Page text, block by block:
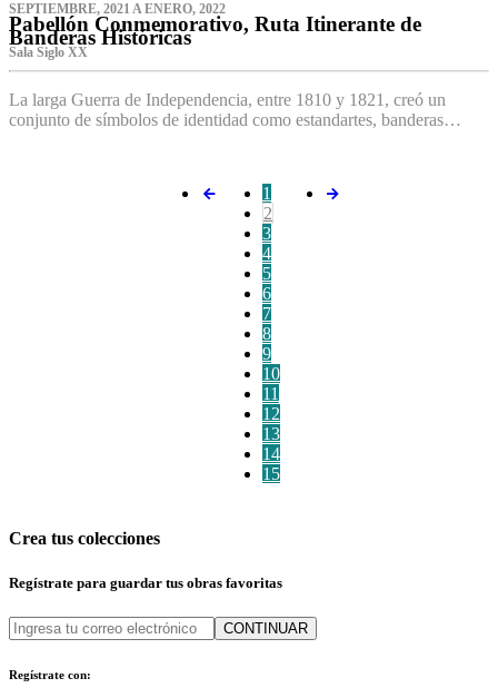
SEPTIEMBRE, 2021 A ENERO, 2022
Pabellón Conmemorativo, Ruta Itinerante de
Banderas Históricas
Sala Siglo XX
La larga Guerra de Independencia, entre 1810 y 1821, creó un
conjunto de símbolos de identidad como estandartes, banderas…
1
2
3
4
5
6
7
8
9
10
11
12
13
14
15
Crea tus colecciones
Regístrate para guardar tus obras favoritas
CONTINUAR
Regístrate con: